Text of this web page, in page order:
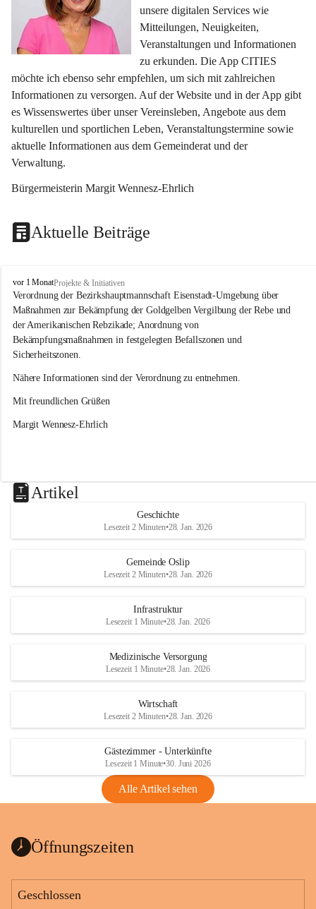
unsere digitalen Services wie
Mitteilungen, Neuigkeiten,
Veranstaltungen und Informationen
zu erkunden. Die App CITIES
möchte ich ebenso sehr empfehlen, um sich mit zahlreichen
Informationen zu versorgen. Auf der Website und in der App gibt
es Wissenswertes über unser Vereinsleben, Angebote aus dem
kulturellen und sportlichen Leben, Veranstaltungstermine sowie
aktuelle Informationen aus dem Gemeinderat und der
Verwaltung.
Bürgermeisterin Margit Wennesz-Ehrlich
Aktuelle Beiträge
O
s
l
i
p
vor 1 MonatProjekte & Initiativen
Verordnung der Bezirkshauptmannschaft Eisenstadt-Umgebung über
Maßnahmen zur Bekämpfung der Goldgelben Vergilbung der Rebe und
der Amerikanischen Rebzikade; Anordnung von
Bekämpfungsmaßnahmen in festgelegten Befallszonen und
Sicherheitszonen.
Nähere Informationen sind der Verordnung zu entnehmen.
Mit freundlichen Grüßen
Margit Wennesz-Ehrlich
Artikel
Geschichte
Lesezeit 2 Minuten•28. Jan. 2026
Gemeinde Oslip
Lesezeit 2 Minuten•28. Jan. 2026
Infrastruktur
Lesezeit 1 Minute•28. Jan. 2026
Medizinische Versorgung
Lesezeit 1 Minute•28. Jan. 2026
Wirtschaft
Lesezeit 2 Minuten•28. Jan. 2026
Gästezimmer - Unterkünfte
Lesezeit 1 Minute•30. Juni 2026
Alle Artikel sehen
Öffnungszeiten
Geschlossen